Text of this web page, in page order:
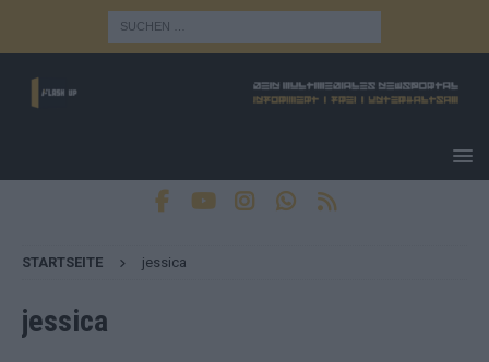
STARTSEITE jessica
jessica